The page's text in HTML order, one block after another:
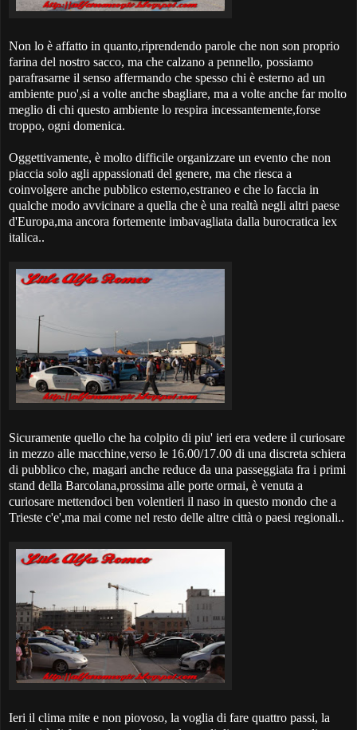
Non lo è affatto in quanto,riprendendo parole che non son proprio
farina del nostro sacco, ma che calzano a pennello, possiamo
parafrasarne il senso affermando che spesso chi è esterno ad un
ambiente puo',si a volte anche sbagliare, ma a volte anche far molto
meglio di chi questo ambiente lo respira incessantemente,forse
troppo, ogni domenica.
Oggettivamente, è molto difficile organizzare un evento che non
piaccia solo agli appassionati del genere, ma che riesca a
coinvolgere anche pubblico esterno,estraneo e che lo faccia in
qualche modo avvicinare a quella che è una realtà negli altri paese
d'Europa,ma ancora fortemente imbavagliata dalla burocratica lex
italica..
Sicuramente quello che ha colpito di piu' ieri era vedere il curiosare
in mezzo alle macchine,verso le 16.00/17.00 di una discreta schiera
di pubblico che, magari anche reduce da una passeggiata fra i primi
stand della Barcolana,prossima alle porte ormai, è venuta a
curiosare mettendoci ben volentieri il naso in questo mondo che a
Trieste c'e',ma mai come nel resto delle altre città o paesi regionali..
Ieri il clima mite e non piovoso, la voglia di fare quattro passi, la